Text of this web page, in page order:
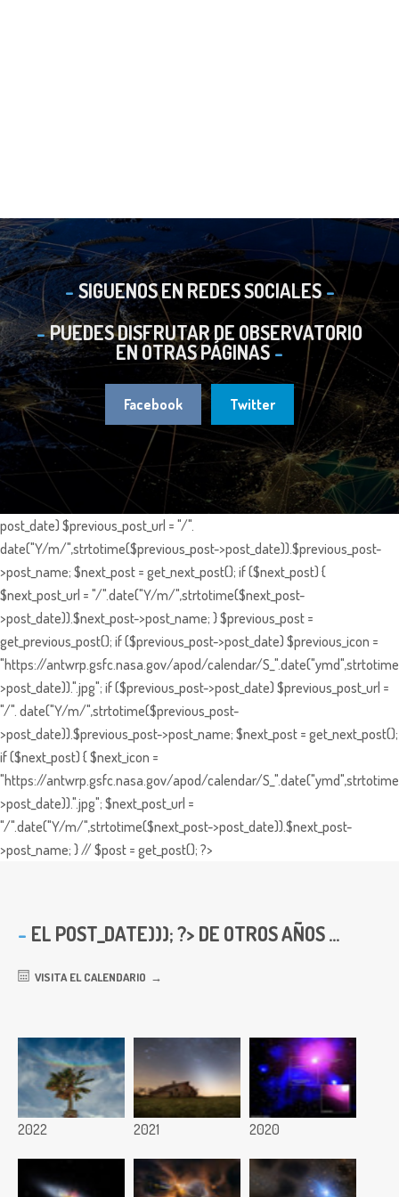
SIGUENOS EN REDES SOCIALES
PUEDES DISFRUTAR DE OBSERVATORIO
EN OTRAS PÁGINAS
Facebook Twitter
post_date) $previous_post_url = "/".
date("Y/m/",strtotime($previous_post->post_date)).$previous_post-
>post_name; $next_post = get_next_post(); if ($next_post) {
$next_post_url = "/".date("Y/m/",strtotime($next_post-
>post_date)).$next_post->post_name; } $previous_post =
get_previous_post(); if ($previous_post->post_date) $previous_icon =
"https://antwrp.gsfc.nasa.gov/apod/calendar/
>post_date)).".jpg"; if ($previous_post->post_date) $previous_post_url =
"/". date("Y/m/",strtotime($previous_post-
>post_date)).$previous_post->post_name; $next_post = get_next_post();
if ($next_post) { $next_icon =
"https://antwrp.gsfc.nasa.gov/apod/calendar/
>post_date)).".jpg"; $next_post_url =
"/".date("Y/m/",strtotime($next_post->post_date)).$next_post-
>post_name; } // $post = get_post(); ?>
EL POST_DATE))); ?> DE OTROS AÑOS ...
VISITA EL CALENDARIO
2022 2021 2020